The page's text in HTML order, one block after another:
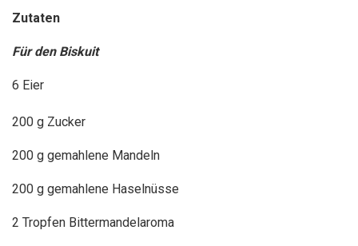
Zutaten
Für den Biskuit
6 Eier
200 g Zucker
200 g gemahlene Mandeln
200 g gemahlene Haselnüsse
2 Tropfen Bittermandelaroma